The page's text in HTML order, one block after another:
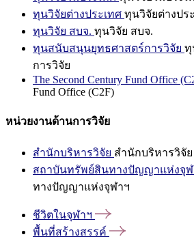
ทุนวิจัยต่างประเทศ ทุนวิจัยต่างปร
ทุนวิจัย สบจ. ทุนวิจัย สบจ.
ทุนสนับสนุนยุทธศาสตร์การวิจัย ทุ
การวิจัย
The Second Century Fund Office
Fund Office (C2F)
หน่วยงานด้านการวิจัย
สำนักบริหารวิจัย สำนักบริหารวิจัย
สถาบันทรัพย์สินทางปัญญาแห่งจุฬ
ทางปัญญาแห่งจุฬาฯ
ชีวิตในจุฬาฯ
พื้นที่สร้างสรรค์